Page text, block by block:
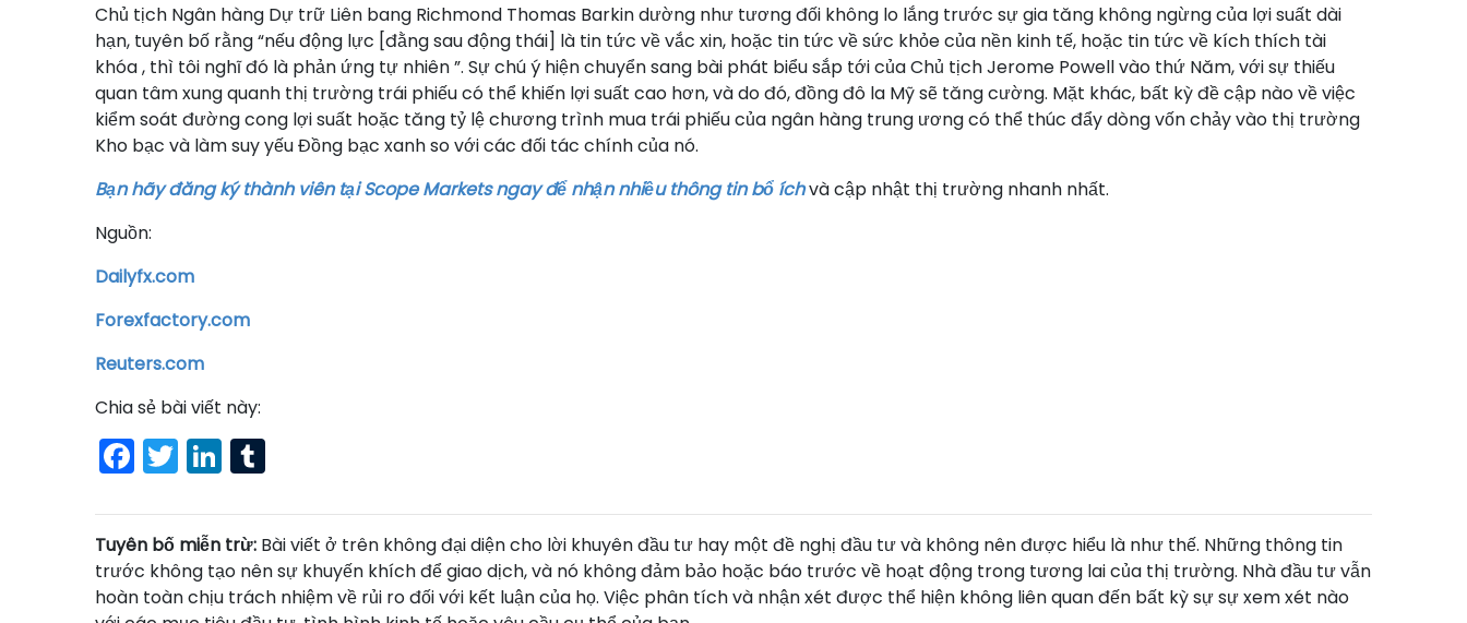
Chủ tịch Ngân hàng Dự trữ Liên bang Richmond Thomas Barkin dường như tương đối không lo lắng trước sự gia tăng không ngừng của lợi suất dài
hạn, tuyên bố rằng “nếu động lực [đằng sau động thái] là tin tức về vắc xin, hoặc tin tức về sức khỏe của nền kinh tế, hoặc tin tức về kích thích tài
khóa , thì tôi nghĩ đó là phản ứng tự nhiên ”. Sự chú ý hiện chuyển sang bài phát biểu sắp tới của Chủ tịch Jerome Powell vào thứ Năm, với sự thiếu
quan tâm xung quanh thị trường trái phiếu có thể khiến lợi suất cao hơn, và do đó, đồng đô la Mỹ sẽ tăng cường. Mặt khác, bất kỳ đề cập nào về việc
kiểm soát đường cong lợi suất hoặc tăng tỷ lệ chương trình mua trái phiếu của ngân hàng trung ương có thể thúc đẩy dòng vốn chảy vào thị trường
Kho bạc và làm suy yếu Đồng bạc xanh so với các đối tác chính của nó.
Bạn hãy đăng ký thành viên tại Scope Markets ngay để nhận nhiều thông tin bổ íchvà cập nhật thị trường nhanh nhất.
Nguồn:
Dailyfx.com
Forexfactory.com
Reuters.com
Chia sẻ bài viết này:
Facebook
TwitterLinkedIn
Tuyên bố miễn trừ: Bài viết ở trên không đại diện cho lời khuyên đầu tư hay một đề nghị đầu tư và không nên được hiểu là như thế. Những thông tin
trước không tạo nên sự khuyến khích để giao dịch, và nó không đảm bảo hoặc báo trước về hoạt động trong tương lai của thị trường. Nhà đầu tư vẫn
hoàn toàn chịu trách nhiệm về rủi ro đối với kết luận của họ. Việc phân tích và nhận xét được thể hiện không liên quan đến bất kỳ sự sự xem xét nào